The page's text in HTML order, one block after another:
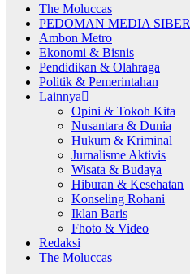
The Moluccas
PEDOMAN MEDIA SIBER
Ambon Metro
Ekonomi & Bisnis
Pendidikan & Olahraga
Politik & Pemerintahan
Lainnya
Opini & Tokoh Kita
Nusantara & Dunia
Hukum & Kriminal
Jurnalisme Aktivis
Wisata & Budaya
Hiburan & Kesehatan
Konseling Rohani
Iklan Baris
Fhoto & Video
Redaksi
The Moluccas